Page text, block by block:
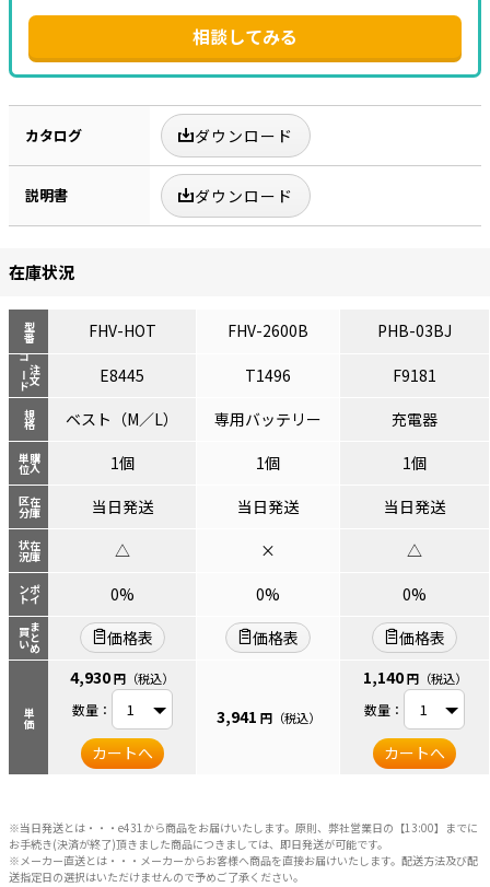
相談してみる
カタログ ダウンロード
説明書 ダウンロード
在庫状況
型番
注文
コード
規格
購入
単位
在庫
区分
在庫
状況
ポイ
ント
まとめ
買い
単価
FHV-HOT FHV-2600B PHB-03BJ
E8445 T1496
F9181
ベスト（M／L）
専用バッテリー
充電器
1個
1個
1個
当日発送
当日発送
当日発送
△
×
△
0%
0%
0%
価格表
価格表
価格表
4,930円 （税込）
数量：
カートへ
3,941 円（税込）
1,140 円（税込）
数量：
カートへ
※当日発送とは・・・e431から商品をお届けいたします。原則、弊社営業日の【13:00】までに
お手続き(決済が終了)頂きました商品につきましては、即日発送が可能です。
※メーカー直送とは・・・メーカーからお客様へ商品を直接お届けいたします。配送方法及び配
送指定日の選択はいただけませんので予めご了承ください。